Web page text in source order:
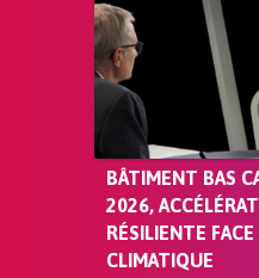
BÂTIMENT BAS
2026,
RÉSILIENTE
CLIMATIQUE